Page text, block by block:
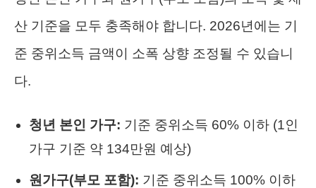
산 기준을 모두 충족해야 합니다. 2026년에는 기
준 중위소득 금액이 소폭 상향 조정될 수 있습니
다.
청년 본인 가구: 기준 중위소득 60% 이하 (1인
가구 기준 약 134만원 예상)
원가구(부모 포함): 기준 중위소득 100% 이하